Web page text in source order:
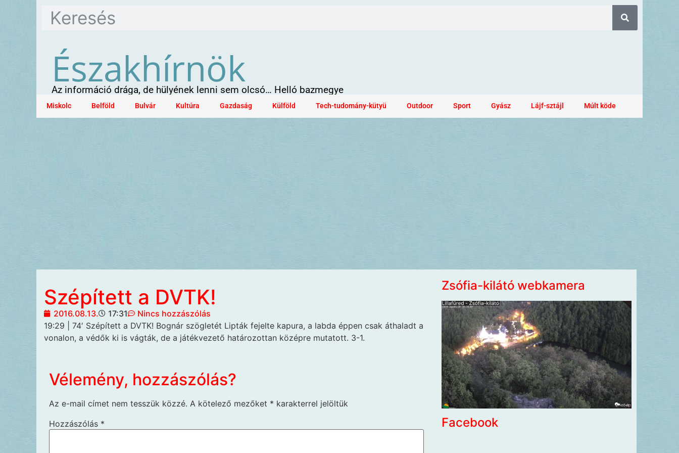
Északhírnök
Az információ drága, de hülyének lenni sem olcsó… Helló bazmegye
Miskolc Belföld Bulvár Kultúra Gazdaság Külföld Tech-tudomány-kütyü Outdoor Sport Gyász Lájf-sztájl Múlt köde
Szépített a DVTK!
2016.08.13. 17:31
Nincs hozzászólás
19:29 | 74′ Szépített a DVTK! Bognár szögletét Lipták fejelte kapura, a labda éppen csak áthaladt a
vonalon, a védők ki is vágták, de a játékvezető határozottan középre mutatott. 3-1.
Vélemény, hozzászólás?
Az e-mail címet nem tesszük közzé. A kötelező mezőket * karakterrel jelöltük
Hozzászólás *
Zsófia-kilátó webkamera
Facebook